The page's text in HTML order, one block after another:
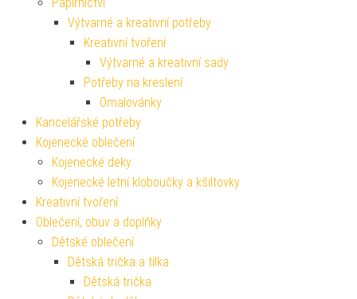
Výtvarné a kreativní potřeby
Kreativní tvoření
Výtvarné a kreativní sady
Potřeby na kreslení
Omalovánky
Kancelářské potřeby
Kojenecké oblečení
Kojenecké deky
Kojenecké letní kloboučky a kšiltovky
Kreativní tvoření
Oblečení, obuv a doplňky
Dětské oblečení
Dětská trička a tílka
Dětská trička